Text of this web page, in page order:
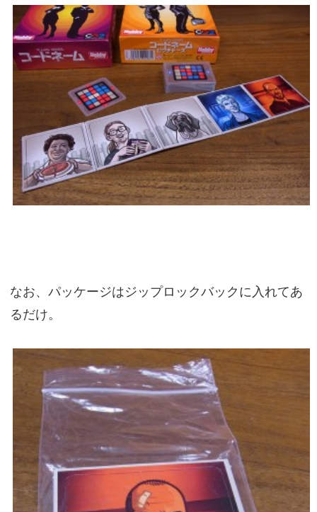
なお、パッケージはジップロックバックに入れてあ
るだけ。